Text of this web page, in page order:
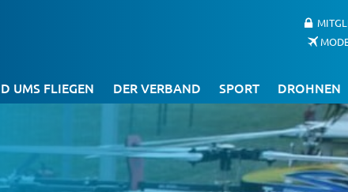
UMS FLIEGEN DER VERBAND SPORT DROHNEN